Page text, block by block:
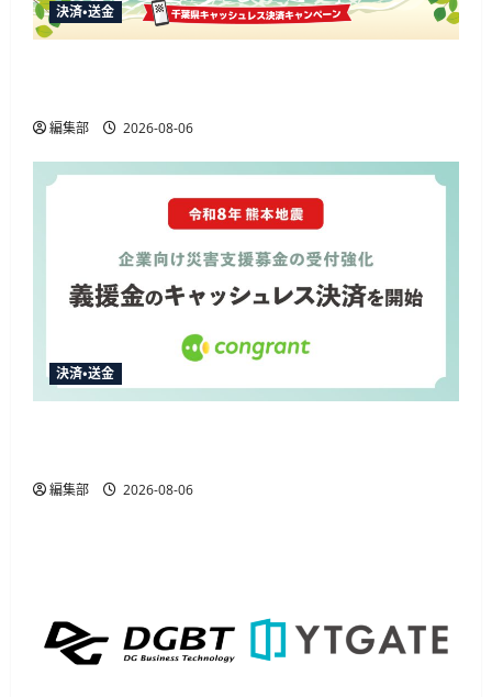
決済・送金
編集部 2026-08-06
決済・送金
編集部 2026-08-06